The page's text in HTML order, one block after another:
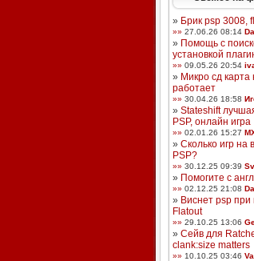
» Брик psp 3008,
»» 27.06.26 08:14
» Помощь с
установкой
»» 09.05.26 20:54
» Микро сд карта
работает
»» 30.04.26 18:58
» Stateshift
PSP, онлайн игра
»» 02.01.26 15:27
» Сколько игр на
PSP?
»» 30.12.25 09:39
» Помогите с
»» 02.12.25 21:08
» Виснет psp при
Flatout
»» 29.10.25 13:06
» Сейв для
clank:size matters
»» 10.10.25 03:46